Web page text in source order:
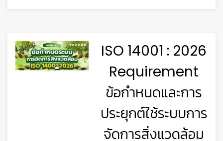
ISO 14001 : 2026
Requirement
ข้อกำหนดและการ
ประยุกต์ใช้ระบบการ
จัดการสิ่งแวดล้อม